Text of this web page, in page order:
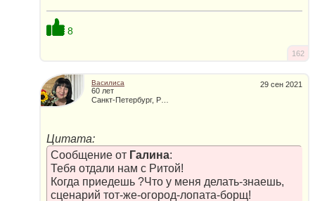
8
162
29 сен 2021
Василиса
60 лет
Цитата:
Сообщение от Галина:
Тебя отдали нам с Ритой!
Когда приедешь ?Что у меня делать-знаешь,
сценарий тот-же-огород-лопата-борщ!